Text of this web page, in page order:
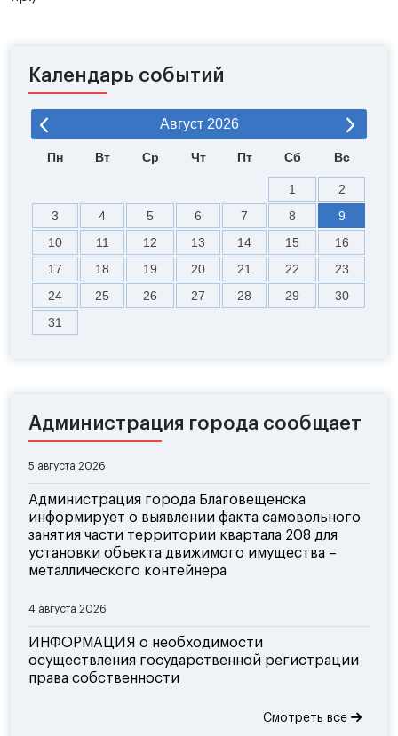
Календарь событий
Август 2026
Пн Вт Ср Чт Пт Сб Вс
1
2
3
4 5 6 7 8
9
10
11 12 13 14 15
16
17
18 19 20 21 22
23
24
25 26 27 28 29
30
31
Администрация города сообщает
5 августа 2026
Администрация города Благовещенска
информирует о выявлении факта самовольного
занятия части территории квартала 208 для
установки объекта движимого имущества –
металлического контейнера
4 августа 2026
ИНФОРМАЦИЯ о необходимости
осуществления государственной регистрации
права собственности
Смотреть все